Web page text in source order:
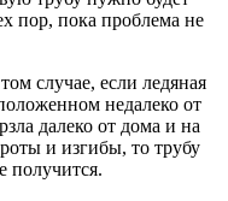
пор, пока проблема не
случае, если ледяная
недалеко от
далеко от дома и на
и изгибы, то трубу
получится.